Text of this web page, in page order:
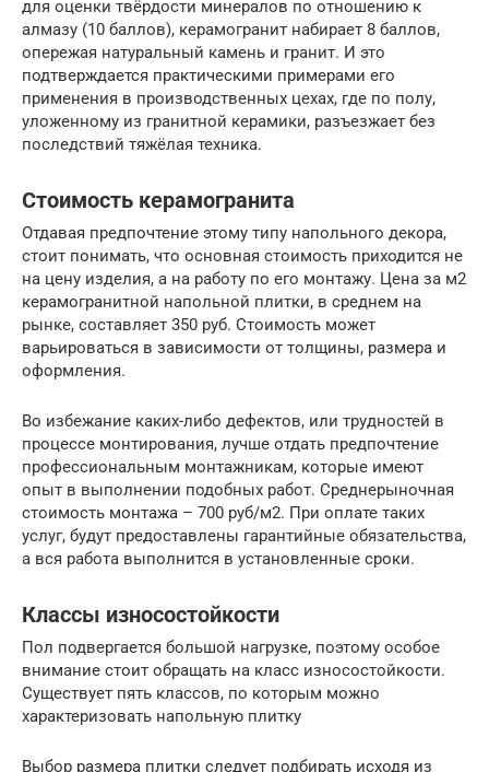
для оценки твёрдости минералов по отношению к
алмазу (10 баллов), керамогранит набирает 8 баллов,
опережая натуральный камень и гранит. И это
подтверждается практическими примерами его
применения в производственных цехах, где по полу,
уложенному из гранитной керамики, разъезжает без
последствий тяжёлая техника.
Стоимость керамогранита
Отдавая предпочтение этому типу напольного декора,
стоит понимать, что основная стоимость приходится не
на цену изделия, а на работу по его монтажу. Цена за м2
керамогранитной напольной плитки, в среднем на
рынке, составляет 350 руб. Стоимость может
варьироваться в зависимости от толщины, размера и
оформления.
Во избежание каких-либо дефектов, или трудностей в
процессе монтирования, лучше отдать предпочтение
профессиональным монтажникам, которые имеют
опыт в выполнении подобных работ. Среднерыночная
стоимость монтажа – 700 руб/м2. При оплате таких
услуг, будут предоставлены гарантийные обязательства,
а вся работа выполнится в установленные сроки.
Классы износостойкости
Пол подвергается большой нагрузке, поэтому особое
внимание стоит обращать на класс износостойкости.
Существует пять классов, по которым можно
характеризовать напольную плитку
Выбор размера плитки следует подбирать исходя из